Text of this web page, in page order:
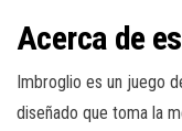
Acerca de
Imbroglio es un juego
diseñado que toma la